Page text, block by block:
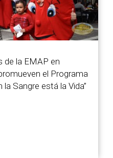
de la EMAP en
el Programa
la Sangre está la Vida”